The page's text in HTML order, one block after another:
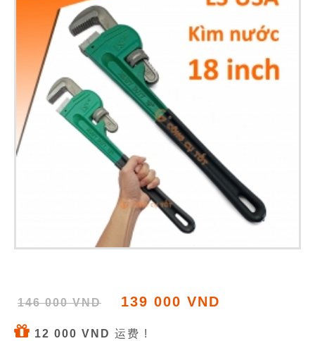
146 000 VND 139 000 VND
12 000 VND 运费 !